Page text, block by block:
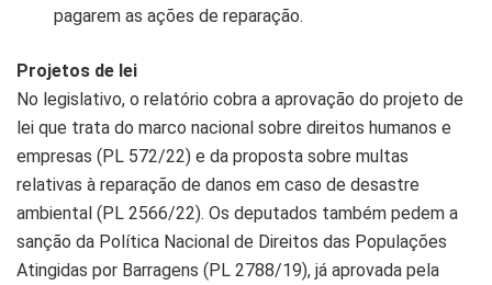
pagarem as ações de reparação.
Projetos de lei
No legislativo, o relatório cobra a aprovação do projeto de
lei que trata do marco nacional sobre direitos humanos e
empresas (PL 572/22) e da proposta sobre multas
relativas à reparação de danos em caso de desastre
ambiental (PL 2566/22). Os deputados também pedem a
sanção da Política Nacional de Direitos das Populações
Atingidas por Barragens (PL 2788/19), já aprovada pela